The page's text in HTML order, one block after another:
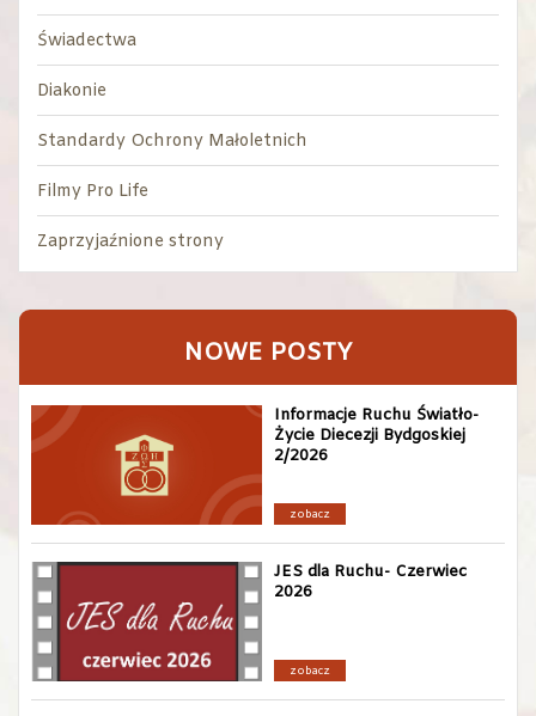
Świadectwa
Diakonie
Standardy Ochrony Małoletnich
Filmy Pro Life
Zaprzyjaźnione strony
NOWE POSTY
Informacje Ruchu Światło-
Życie Diecezji Bydgoskiej
2/2026
zobacz
JES dla Ruchu- Czerwiec
2026
zobacz